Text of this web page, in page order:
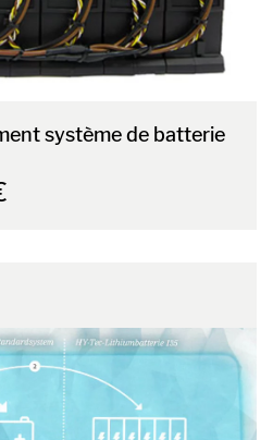
système de batterie